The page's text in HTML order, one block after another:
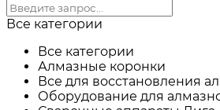
Все категории
Все категории
Алмазные коронки
Все для восстановления
Оборудование для